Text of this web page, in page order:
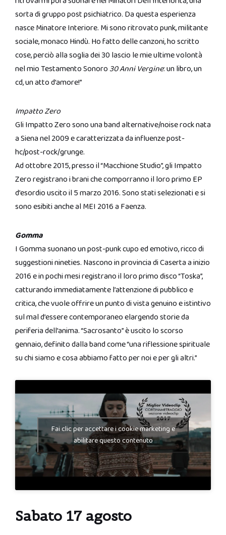
sorta di gruppo post psichiatrico. Da questa esperienza
nasce Minatore Interiore. Mi sono ritrovato punk, militante
sociale, monaco Hindù. Ho fatto delle canzoni, ho scritto
cose, perciò alla soglia dei 30 lascio le mie ultime volontà
nel mio Testamento Sonoro 30 Anni Vergine: un libro, un
cd, un atto d’amore!”
Impatto Zero
Gli Impatto Zero sono una band alternative/noise rock nata
a Siena nel 2009 e caratterizzata da influenze post-
hc/post-rock/grunge.
Ad ottobre 2015, presso il “Macchione Studio”, gli Impatto
Zero registrano i brani che comporranno il loro primo EP
d’esordio uscito il 5 marzo 2016. Sono stati selezionati e si
sono esibiti anche al MEI 2016 a Faenza.
Gomma
I Gomma suonano un post-punk cupo ed emotivo, ricco di
suggestioni nineties. Nascono in provincia di Caserta a inizio
2016 e in pochi mesi registrano il loro primo disco “Toska”,
catturando immediatamente l’attenzione di pubblico e
critica, che vuole offrire un punto di vista genuino e istintivo
sul mal d’essere contemporaneo elargendo storie da
periferia dell’anima. “Sacrosanto” è uscito lo scorso
gennaio, definito dalla band come “una riflessione spirituale
su chi siamo e cosa abbiamo fatto per noi e per gli altri.”
Fai clic per accettare i cookie marketing e
abilitare questo contenuto
Sabato 17 agosto